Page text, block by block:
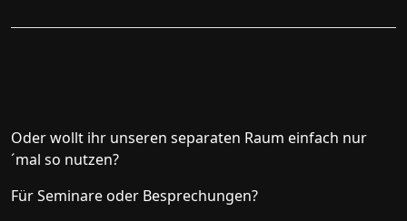
Oder wollt ihr unseren separaten Raum einfach nur
´mal so nutzen?
Für Seminare oder Besprechungen?